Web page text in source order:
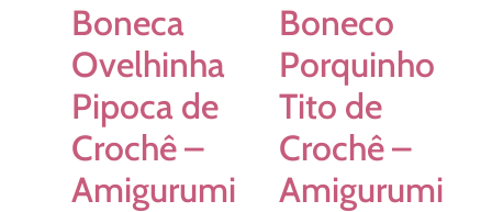
Boneca
Ovelhinha
Pipoca de
Crochê –
Amigurumi
Boneco
Porquinho
Tito de
Crochê –
Amigurumi